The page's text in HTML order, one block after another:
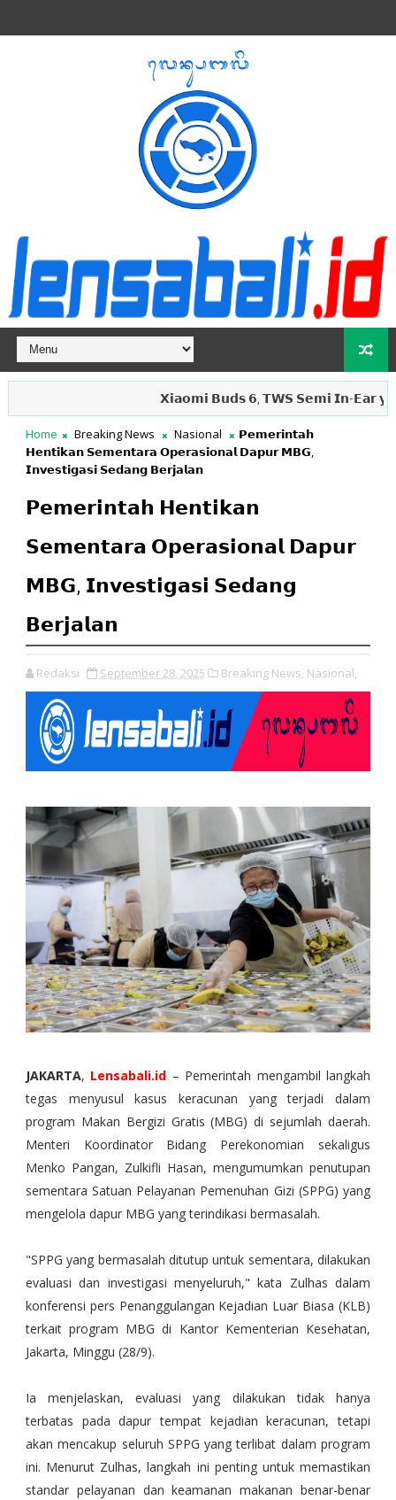
𝗫𝗶𝗮𝗼𝗺𝗶 𝗕𝘂𝗱𝘀 𝟲, 𝗧𝗪𝗦 𝗦𝗲𝗺𝗶 𝗜𝗻-𝗘𝗮𝗿 𝘆𝗮𝗻𝗴
Home Breaking News Nasional
𝗣𝗲𝗺𝗲𝗿𝗶𝗻𝘁𝗮𝗵
𝗛𝗲𝗻𝘁𝗶𝗸𝗮𝗻 𝗦𝗲𝗺𝗲𝗻𝘁𝗮𝗿𝗮 𝗢𝗽𝗲𝗿𝗮𝘀𝗶𝗼𝗻𝗮𝗹 𝗗𝗮𝗽𝘂𝗿 𝗠𝗕𝗚,
𝗜𝗻𝘃𝗲𝘀𝘁𝗶𝗴𝗮𝘀𝗶 𝗦𝗲𝗱𝗮𝗻𝗴 𝗕𝗲𝗿𝗷𝗮𝗹𝗮𝗻
𝗣𝗲𝗺𝗲𝗿𝗶𝗻𝘁𝗮𝗵 𝗛𝗲𝗻𝘁𝗶𝗸𝗮𝗻
𝗦𝗲𝗺𝗲𝗻𝘁𝗮𝗿𝗮 𝗢𝗽𝗲𝗿𝗮𝘀𝗶𝗼𝗻𝗮𝗹 𝗗𝗮𝗽𝘂𝗿
𝗠𝗕𝗚, 𝗜𝗻𝘃𝗲𝘀𝘁𝗶𝗴𝗮𝘀𝗶 𝗦𝗲𝗱𝗮𝗻𝗴
𝗕𝗲𝗿𝗷𝗮𝗹𝗮𝗻
Redaksi September 28, 2025 Breaking News, Nasional,
JAKARTA, Lensabali.id – Pemerintah mengambil langkah
tegas menyusul kasus keracunan yang terjadi dalam
program Makan Bergizi Gratis (MBG) di sejumlah daerah.
Menteri Koordinator Bidang Perekonomian sekaligus
Menko Pangan, Zulkifli Hasan, mengumumkan penutupan
sementara Satuan Pelayanan Pemenuhan Gizi (SPPG) yang
mengelola dapur MBG yang terindikasi bermasalah.
"SPPG yang bermasalah ditutup untuk sementara, dilakukan
evaluasi dan investigasi menyeluruh," kata Zulhas dalam
konferensi pers Penanggulangan Kejadian Luar Biasa (KLB)
terkait program MBG di Kantor Kementerian Kesehatan,
Jakarta, Minggu (28/9).
Ia menjelaskan, evaluasi yang dilakukan tidak hanya
terbatas pada dapur tempat kejadian keracunan, tetapi
akan mencakup seluruh SPPG yang terlibat dalam program
ini. Menurut Zulhas, langkah ini penting untuk memastikan
standar pelayanan dan keamanan makanan benar-benar